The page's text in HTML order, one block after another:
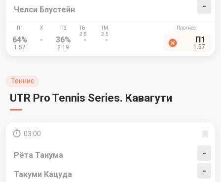
-
Челси Блустейн
64%
1.57
- 36%
2.19
- - П1
1.57
Теннис
UTR Pro Tennis Series. Кавагути
03:00
Рёта Танума
-
-
Такуми Кацуда